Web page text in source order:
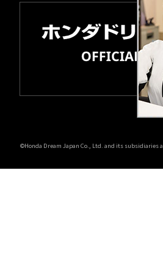
©Honda Dream Japan Co., Ltd. and its subsidiaries